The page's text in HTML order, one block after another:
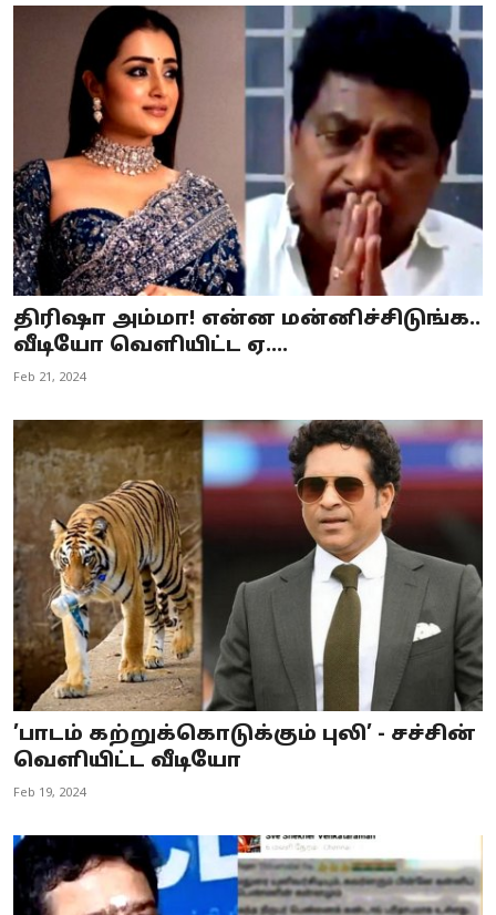
திரிஷா அம்மா! என்ன மன்னிச்சிடுங்க..
வீடியோ வெளியிட்ட ஏ....
Feb 21, 2024
’பாடம் கற்றுக்கொடுக்கும் புலி’ - சச்சின்
வெளியிட்ட வீடியோ
Feb 19, 2024